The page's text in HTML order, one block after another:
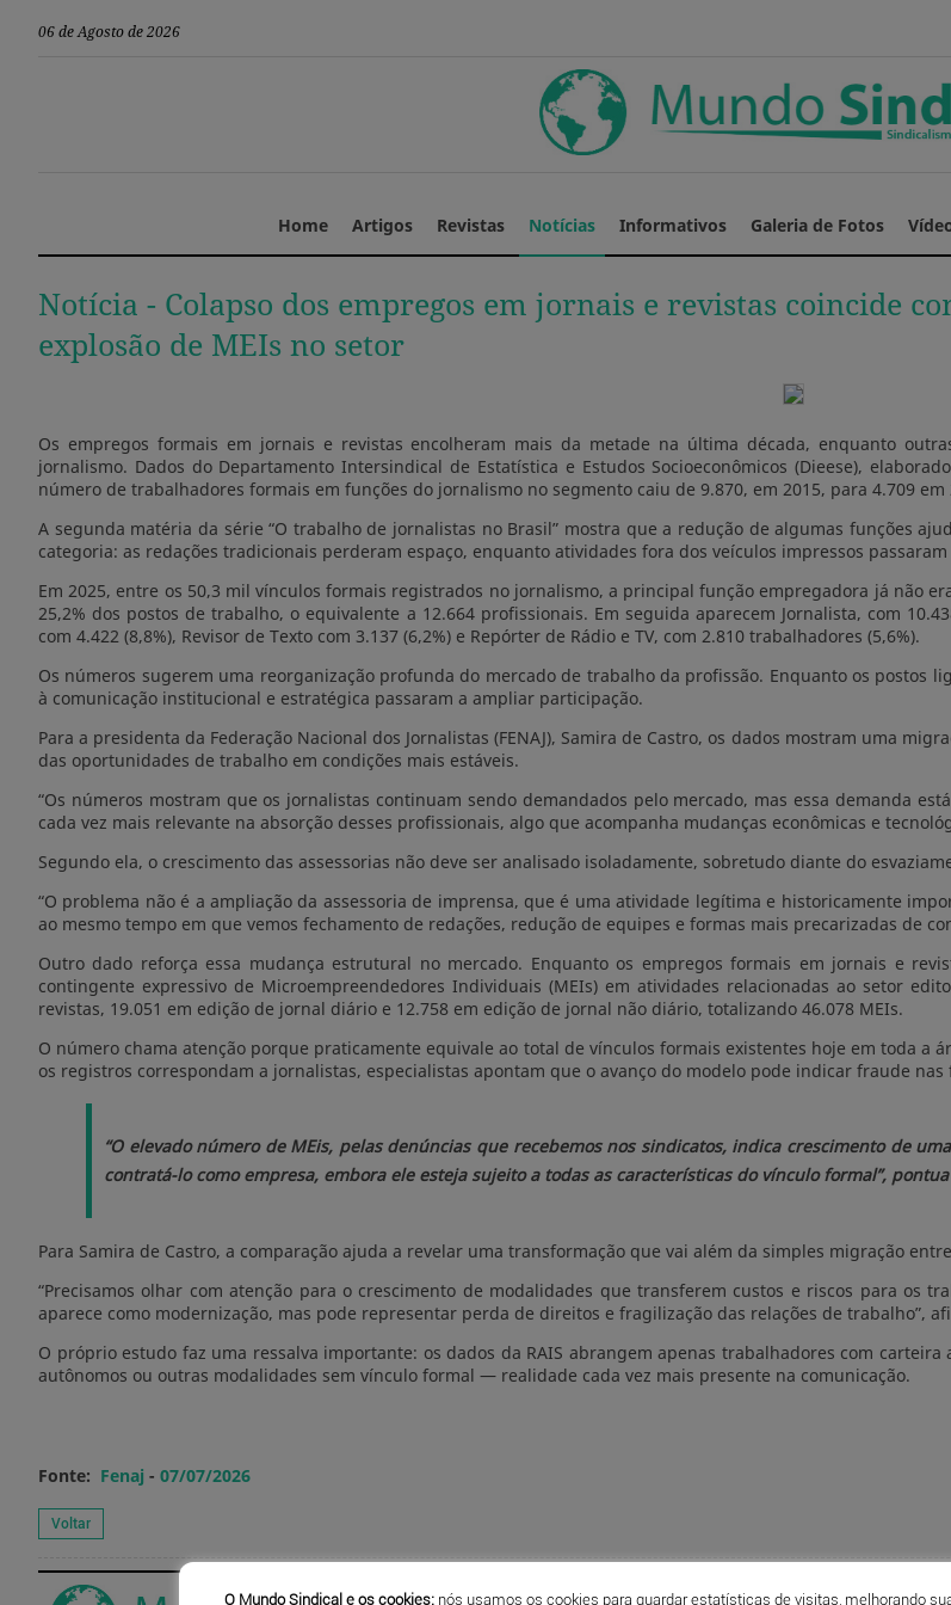
06 de Agosto de 2026
Home Artigos Revistas Notícias Informativos Galeria de Fotos
Notícia - Colapso dos empregos em jornais e revistas coincide
explosão de MEIs no setor
Os empregos formais em jornais e revistas encolheram mais da metade na última década, enquanto
jornalismo. Dados do Departamento Intersindical de Estatística e Estudos Socioeconômicos (Dieese),
número de trabalhadores formais em funções do jornalismo no segmento caiu de 9.870, em 2015, para 4.709
A segunda matéria da série “O trabalho de jornalistas no Brasil” mostra que a redução de algumas funções
categoria: as redações tradicionais perderam espaço, enquanto atividades fora dos veículos impressos
Em 2025, entre os 50,3 mil vínculos formais registrados no jornalismo, a principal função empregadora já não
25,2% dos postos de trabalho, o equivalente a 12.664 profissionais. Em seguida aparecem Jornalista, com
com 4.422 (8,8%), Revisor de Texto com 3.137 (6,2%) e Repórter de Rádio e TV, com 2.810 trabalhadores (5,6%).
Os números sugerem uma reorganização profunda do mercado de trabalho da profissão. Enquanto os postos
à comunicação institucional e estratégica passaram a ampliar participação.
Para a presidenta da Federação Nacional dos Jornalistas (FENAJ), Samira de Castro, os dados mostram uma
das oportunidades de trabalho em condições mais estáveis.
“Os números mostram que os jornalistas continuam sendo demandados pelo mercado, mas essa demanda
cada vez mais relevante na absorção desses profissionais, algo que acompanha mudanças econômicas e
Segundo ela, o crescimento das assessorias não deve ser analisado isoladamente, sobretudo diante do
“O problema não é a ampliação da assessoria de imprensa, que é uma atividade legítima e historicamente
ao mesmo tempo em que vemos fechamento de redações, redução de equipes e formas mais precarizadas de
Outro dado reforça essa mudança estrutural no mercado. Enquanto os empregos formais em jornais e
contingente expressivo de Microempreendedores Individuais (MEIs) em atividades relacionadas ao setor
revistas, 19.051 em edição de jornal diário e 12.758 em edição de jornal não diário, totalizando 46.078 MEIs.
O número chama atenção porque praticamente equivale ao total de vínculos formais existentes hoje em toda a
os registros correspondam a jornalistas, especialistas apontam que o avanço do modelo pode indicar fraude
“O elevado número de MEis, pelas denúncias que recebemos nos sindicatos, indica crescimento de
contratá-lo como empresa, embora ele esteja sujeito a todas as características do vínculo formal”, pontua
Para Samira de Castro, a comparação ajuda a revelar uma transformação que vai além da simples migração
“Precisamos olhar com atenção para o crescimento de modalidades que transferem custos e riscos para os
aparece como modernização, mas pode representar perda de direitos e fragilização das relações de trabalho”,
O próprio estudo faz uma ressalva importante: os dados da RAIS abrangem apenas trabalhadores com
autônomos ou outras modalidades sem vínculo formal — realidade cada vez mais presente na comunicação.
Fonte: Fenaj - 07/07/2026
O Mundo Sindical e os cookies: nós usamos os cookies para guardar estatísticas de visitas, melhorando